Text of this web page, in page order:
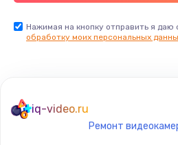
Замена
от 1330
Нажимая на кнопку отправить я даю
обработку моих персональных
iq-video.ru
Ремонт